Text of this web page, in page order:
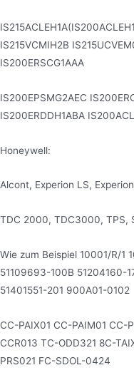
IS215VCMIH2B
IS200ERSCG1AAA
IS200EPSMG2AEC
IS200ERDDH1ABA
Honeywell:
Alcont, Experion LS,
TDC 2000, TDC3000, TPS,
Wie zum Beispiel 10001/R/1
51109693-100B 51204160-
51401551-201 900A01-0102
CC-PAIX01 CC-PAIM01 CC-
CCR013 TC-ODD321 8C-
PRS021 FC-SDOL-0424